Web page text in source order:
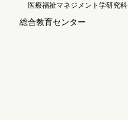
医療福祉マネジメント学研究科
総合教育センター